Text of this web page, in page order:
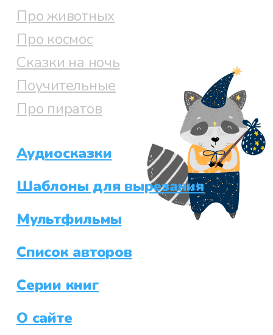
Про животных
Про космос
Сказки на ночь
Поучительные
Про пиратов
Аудиосказки
Шаблоны для вырезания
Мультфильмы
Список авторов
Серии книг
О сайте